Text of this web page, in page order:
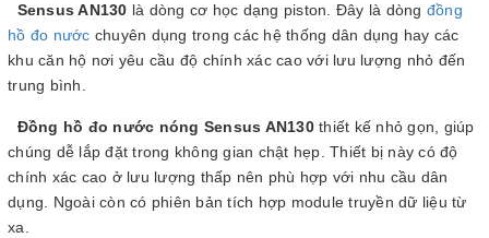
Sensus AN130 là dòng cơ học dạng piston. Đây là dòng đồng
hồ đo nước chuyên dụng trong các hệ thống dân dụng hay các
khu căn hộ nơi yêu cầu độ chính xác cao với lưu lượng nhỏ đến
trung bình.
Đồng hồ đo nước nóng Sensus AN130thiết kế nhỏ gọn, giúp
chúng dễ lắp đặt trong không gian chật hẹp. Thiết bị này có độ
chính xác cao ở lưu lượng thấp nên phù hợp với nhu cầu dân
dụng. Ngoài còn có phiên bản tích hợp module truyền dữ liệu từ
xa.